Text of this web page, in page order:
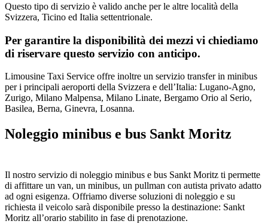
Questo tipo di servizio è valido anche per le altre località della
Svizzera, Ticino ed Italia settentrionale.
Per garantire la disponibilità dei mezzi vi chiediamo
di riservare questo servizio con anticipo.
Limousine Taxi Service offre inoltre un servizio transfer in minibus
per i principali aeroporti della Svizzera e dell’Italia: Lugano-Agno,
Zurigo, Milano Malpensa, Milano Linate, Bergamo Orio al Serio,
Basilea, Berna, Ginevra, Losanna.
Noleggio minibus e bus Sankt Moritz
Il nostro servizio di noleggio minibus e bus Sankt Moritz ti permette
di affittare un van, un minibus, un pullman con autista privato adatto
ad ogni esigenza. Offriamo diverse soluzioni di noleggio e su
richiesta il veicolo sarà disponibile presso la destinazione: Sankt
Moritz all’orario stabilito in fase di prenotazione.